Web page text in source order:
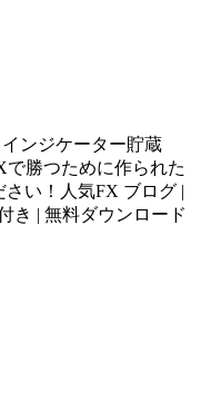
ンジケーター貯蔵
勝つために作られた
い！人気FX ブログ |
き | 無料ダウンロード